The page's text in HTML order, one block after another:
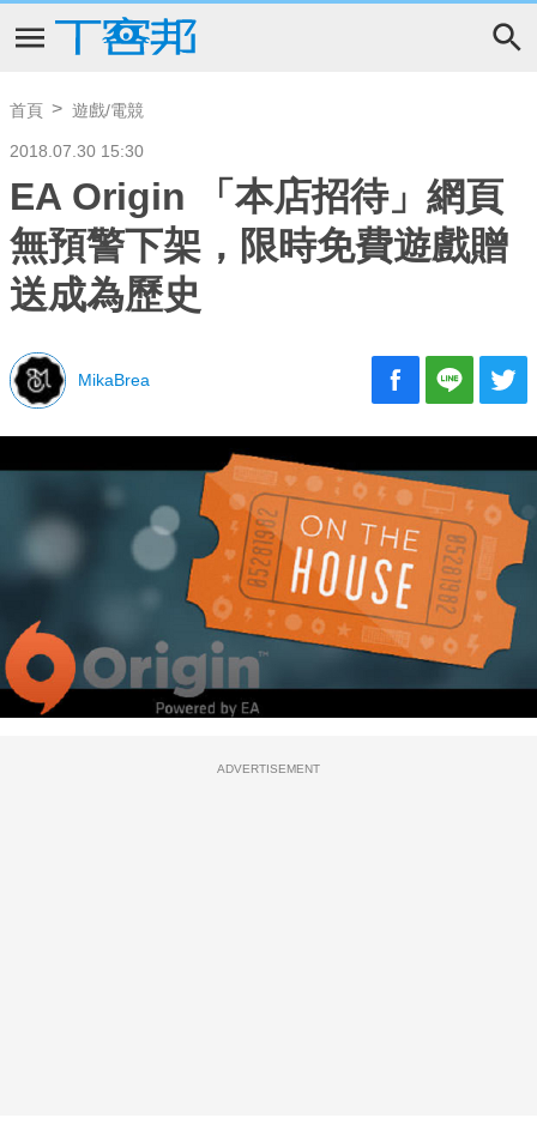
首頁 遊戲/電競
2018.07.30 15:30
EA Origin 「本店招待」網頁
無預警下架，限時免費遊戲贈
送成為歷史
MikaBrea
ADVERTISEMENT